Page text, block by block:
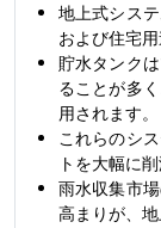
地上式シス
および住宅用
貯水タンク
ることが多
用されます。
これらのシ
トを大幅に
雨水収集市
高まりが、